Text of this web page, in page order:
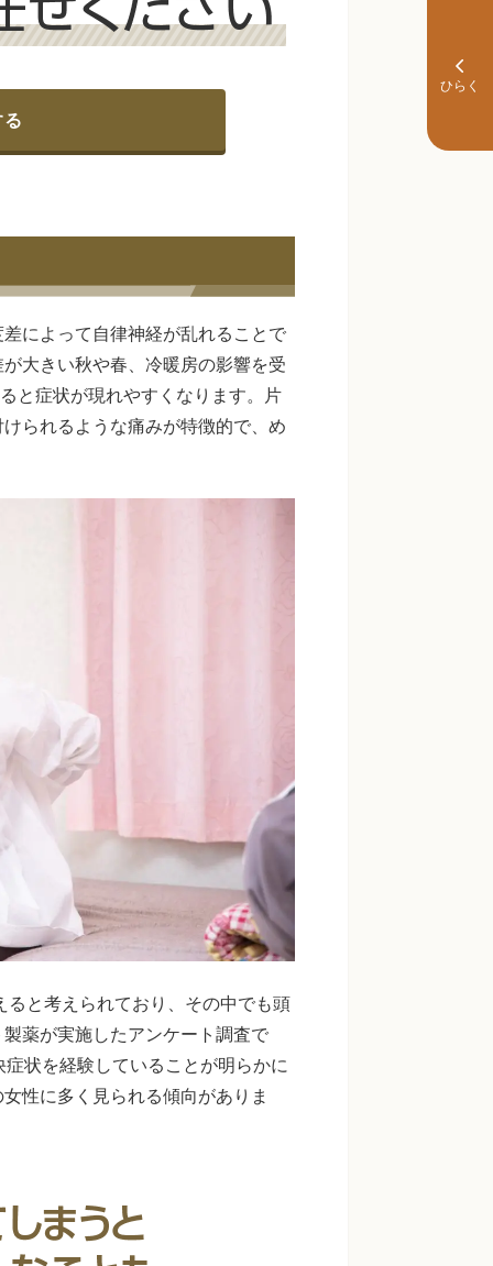
によって自律神経が乱れることで
大きい秋や春、冷暖房の影響を受
と症状が現れやすくなります。片
られるような痛みが特徴的で、め
と考えられており、その中でも頭
薬が実施したアンケート調査で
状を経験していることが明らかに
性に多く見られる傾向がありま